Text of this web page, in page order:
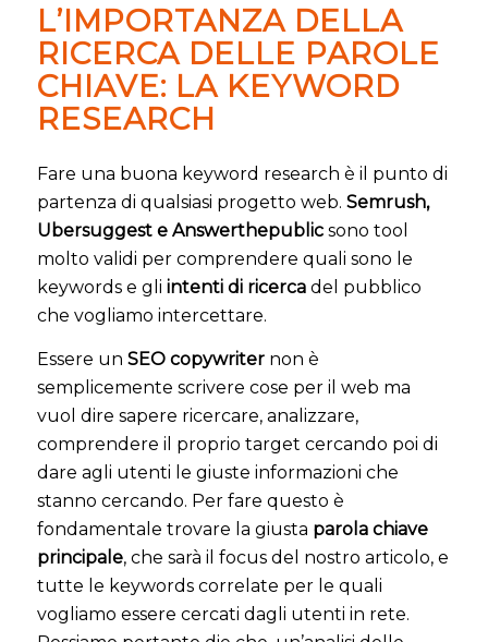
L’IMPORTANZA DELLA
RICERCA DELLE PAROLE
CHIAVE: LA KEYWORD
RESEARCH
Fare una buona keyword research è il punto di
partenza di qualsiasi progetto web. Semrush,
Ubersuggest e Answerthepublicsono tool
molto validi per comprendere quali sono le
keywords e gli intenti di ricercadel pubblico
che vogliamo intercettare.
Essere un SEO copywriternon è
semplicemente scrivere cose per il web ma
vuol dire sapere ricercare, analizzare,
comprendere il proprio target cercando poi di
dare agli utenti le giuste informazioni che
stanno cercando. Per fare questo è
fondamentale trovare la giusta parola chiave
principale, che sarà il focus del nostro articolo, e
tutte le keywords correlate per le quali
vogliamo essere cercati dagli utenti in rete.